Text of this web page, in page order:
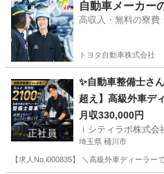
山梨 甲府市 その他 重量
自動車メーカー
高収入・無料の寮費
トヨタ自動車株式会社
正社員
✨自動車整備士さ
超え】高級外車デ
月収330,000円
ｉシティラボ株式会
埼玉県 桶川市
【求人No.i000835】 ＼高級外車ディーラ